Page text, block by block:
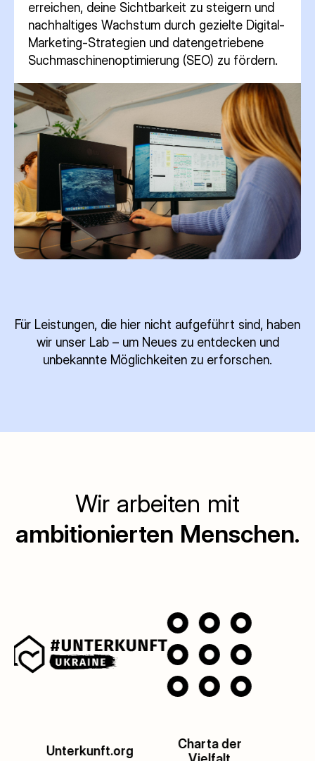
erreichen, deine Sichtbarkeit zu steigern und
nachhaltiges Wachstum durch gezielte Digital-
Marketing-Strategien und datengetriebene
Suchmaschinenoptimierung (SEO) zu fördern.
Für Leistungen, die hier nicht aufgeführt sind, haben
wir unser Lab – um Neues zu entdecken und
unbekannte Möglichkeiten zu erforschen.
Wir arbeiten mit
ambitionierten Menschen.
Charta der
Impact HUB